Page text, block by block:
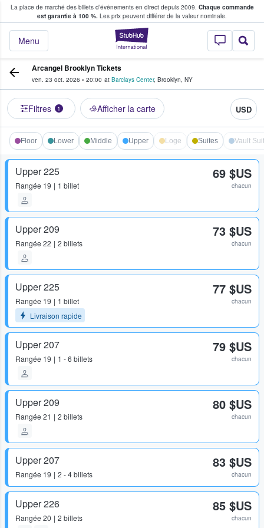
La place de marché des billets d’événements en direct depuis 2009. Chaque commande
est garantie à 100 %. Les prix peuvent différer de la valeur nominale.
StubHub - Où
Menu
fans achètent et vendent des billets
Arcangel Brooklyn Tickets
ven. 23 oct. 2026 • 20:00 at Barclays Center, Brooklyn, NY
Filtres 1 Afficher la carte USD
Floor Lower Middle Upper Loge Suites Vault
Upper 225
Rangée 19 1 billet
69 $US
chacun
Upper 209
Rangée 22 2 billets
73 $US
chacun
Upper 225
Rangée 19
1 billet
Livraison rapide
77 $US
chacun
Upper 207
Rangée 19 1 - 6 billets
79 $US
chacun
Upper 209
Rangée 21 2 billets
80 $US
chacun
Upper 207
Rangée 19 2 - 4 billets
83 $US
chacun
Upper 226
Rangée 20 2 billets
85 $US
chacun